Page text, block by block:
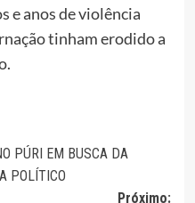
e anos de violência
tinham erodido a
PÚRI EM BUSCA DA
POLÍTICO
Próximo: